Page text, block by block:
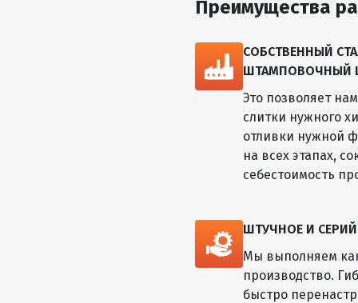
Преимущества
СОБСТВЕННЫЙ
ШТАМПОВОЧНЫЙ
Это позволяет
слитки нужного
отливки нужной
на всех этапах,
себестоимость
ШТУЧНОЕ И
Мы выполняем
производство.
быстро